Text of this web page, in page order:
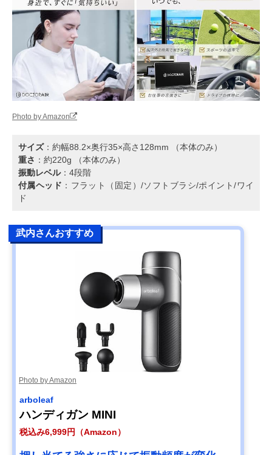
Photo by Amazon
サイズ：約幅88.2×奥行35×高さ128mm （本体のみ）
重さ ：約220g （本体のみ）
振動レベル：4段階
付属ヘッド ：フラット（固定）/ソフトブラシ/ポイント/ワイ
ド
武内さんおすすめ
Photo by Amazon
arboleaf
ハンディガン MINI
税込み6,999円（Amazon）